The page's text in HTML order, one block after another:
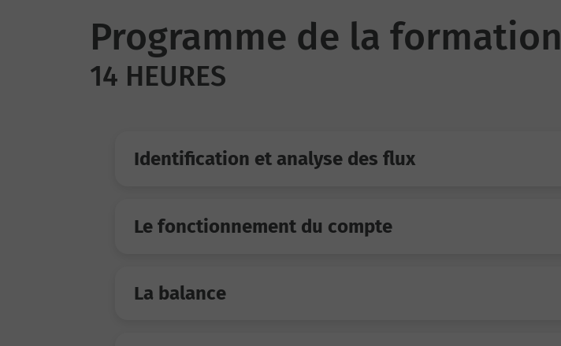
Programme de la formation
14 HEURES
Identification et analyse des flux
Le fonctionnement du compte
La balance